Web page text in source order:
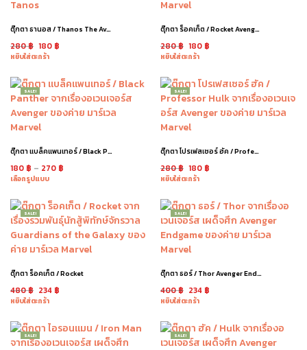
ตุ๊กตา ธานอส / Thanos The Avengers
280฿ 180 ฿
หยิบใส่ตะกร้า
ตุ๊กตา ร็อคเก็ต / Rocket Avengers
280฿ 180 ฿
หยิบใส่ตะกร้า
SALE!
ตุ๊กตา แบล็คแพนเทอร์ / Black Panther Endgame
180 ฿ – 270 ฿
เลือกรูปแบบ
SALE!
ตุ๊กตา โปรเฟสเซอร์ ฮัค / Professor Hulk
280฿ 180 ฿
หยิบใส่ตะกร้า
SALE!
ตุ๊กตา ร็อคเก็ต / Rocket
480฿ 234 ฿
หยิบใส่ตะกร้า
SALE!
ตุ๊กตา ธอร์ / Thor Avenger Endgame
400฿ 234 ฿
หยิบใส่ตะกร้า
SALE! SALE!